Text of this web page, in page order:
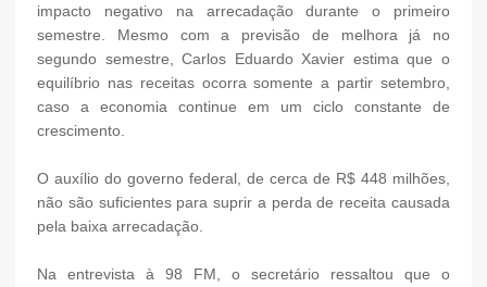
impacto negativo na arrecadação durante o primeiro
semestre. Mesmo com a previsão de melhora já no
segundo semestre, Carlos Eduardo Xavier estima que o
equilíbrio nas receitas ocorra somente a partir setembro,
caso a economia continue em um ciclo constante de
crescimento.
O auxílio do governo federal, de cerca de R$ 448 milhões,
não são suficientes para suprir a perda de receita causada
pela baixa arrecadação.
Na entrevista à 98 FM, o secretário ressaltou que o